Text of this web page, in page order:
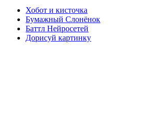
Хобот и кисточка
Бумажный Слонёнок
Баттл Нейросетей
Дорисуй картинку